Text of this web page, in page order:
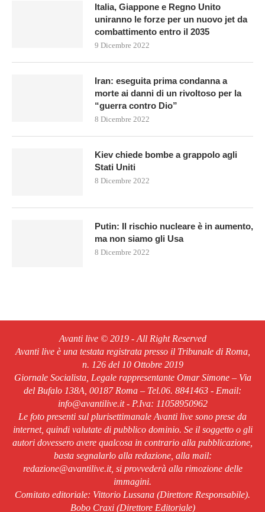
Italia, Giappone e Regno Unito
uniranno le forze per un nuovo jet da
combattimento entro il 2035
9 Dicembre 2022
Iran: eseguita prima condanna a
morte ai danni di un rivoltoso per la
“guerra contro Dio”
8 Dicembre 2022
Kiev chiede bombe a grappolo agli
Stati Uniti
8 Dicembre 2022
Putin: Il rischio nucleare è in aumento,
ma non siamo gli Usa
8 Dicembre 2022
Avanti live © 2019 - All Right Reserved
Avanti live è una testata registrata presso il Tribunale di Roma,
n. 126 del 10 Ottobre 2019
Giornale Socialista, Legale rappresentante Omar Simone – Via
del Bufalo 138A, 00187 Roma – Tel.06. 8841463 - Email:
info@avantilive.it - P.Iva: 11058950962
Le foto presenti sul plurisettimanale Avanti live sono prese da
internet, quindi valutate di pubblico dominio. Se il soggetto o gli
autori dovessero avere qualcosa in contrario alla pubblicazione,
basta segnalarlo alla redazione, alla mail:
redazione@avantilive.it, si provvederà alla rimozione delle
immagini.
Comitato editoriale: Vittorio Lussana (Direttore Responsabile).
Bobo Craxi (Direttore Editoriale)